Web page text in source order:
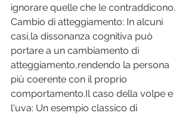
ignorare quelle che le contraddicono.
Cambio di atteggiamento: In alcuni
casi,la dissonanza cognitiva può
portare a un cambiamento di
atteggiamento,rendendo la persona
più coerente con il proprio
comportamento.Il caso della volpe e
l'uva: Un esempio classico di